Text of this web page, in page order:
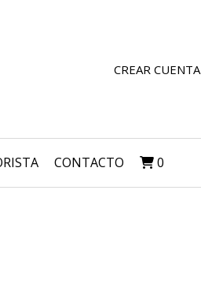
CREAR CUENTA
CONTACTO 0